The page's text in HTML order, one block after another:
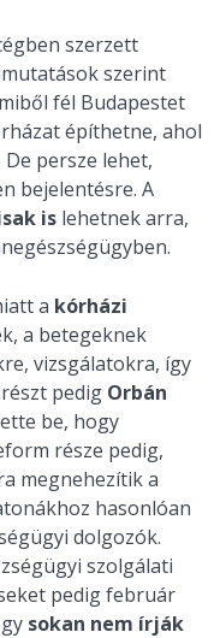
szerzett
szerint
fél Budapestet
építhetne, ahol
persze lehet,
bejelentésre. A
is lehetnek arra,
a kórházi
a betegeknek
vizsgálatokra, így
pedig Orbán
be, hogy
része pedig,
megnehezítik a
hasonlóan
dolgozók.
szolgálati
pedig február
sokan nem írják